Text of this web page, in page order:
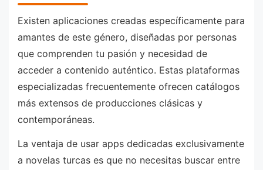
Existen aplicaciones creadas específicamente para
amantes de este género, diseñadas por personas
que comprenden tu pasión y necesidad de
acceder a contenido auténtico. Estas plataformas
especializadas frecuentemente ofrecen catálogos
más extensos de producciones clásicas y
contemporáneas.
La ventaja de usar apps dedicadas exclusivamente
a novelas turcas es que no necesitas buscar entre